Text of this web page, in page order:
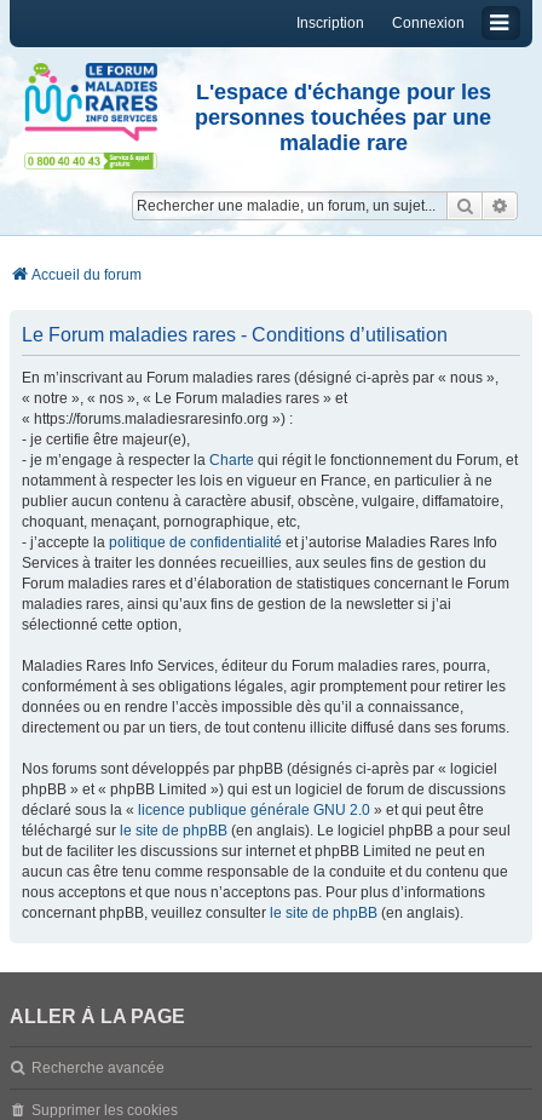
Connexion
Inscription
L'espace d'échange pour les
personnes touchées par une
maladie rare
Accueil du forum
Le Forum maladies rares - Conditions d’utilisation
En m’inscrivant au Forum maladies rares (désigné ci-après par « nous »,
« notre », « nos », « Le Forum maladies rares » et
« https://forums.maladiesraresinfo.org ») :
- je certifie être majeur(e),
- je m’engage à respecter la Charte qui régit le fonctionnement du Forum, et
notamment à respecter les lois en vigueur en France, en particulier à ne
publier aucun contenu à caractère abusif, obscène, vulgaire, diffamatoire,
choquant, menaçant, pornographique, etc,
- j’accepte la politique de confidentialité et j’autorise Maladies Rares Info
Services à traiter les données recueillies, aux seules fins de gestion du
Forum maladies rares et d’élaboration de statistiques concernant le Forum
maladies rares, ainsi qu’aux fins de gestion de la newsletter si j’ai
sélectionné cette option,
Maladies Rares Info Services, éditeur du Forum maladies rares, pourra,
conformément à ses obligations légales, agir promptement pour retirer les
données ou en rendre l’accès impossible dès qu’il a connaissance,
directement ou par un tiers, de tout contenu illicite diffusé dans ses forums.
Nos forums sont développés par phpBB (désignés ci-après par « logiciel
phpBB » et « phpBB Limited ») qui est un logiciel de forum de discussions
déclaré sous la « licence publique générale GNU 2.0 » et qui peut être
téléchargé sur le site de phpBB (en anglais). Le logiciel phpBB a pour seul
but de faciliter les discussions sur internet et phpBB Limited ne peut en
aucun cas être tenu comme responsable de la conduite et du contenu que
nous acceptons et que nous n’acceptons pas. Pour plus d’informations
concernant phpBB, veuillez consulter le site de phpBB (en anglais).
ALLER À LA PAGE
Recherche avancée
Supprimer les cookies